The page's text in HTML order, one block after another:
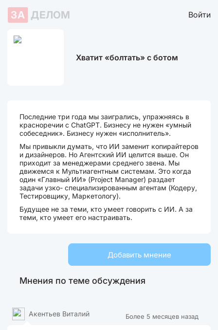
ЗА ДЕЛОМ Войти
Хватит «болтать» с ботом
Последние три года мы заигрались, упражняясь в
красноречии с ChatGPT. Бизнесу не нужен «умный
собеседник». Бизнесу нужен «исполнитель».
Мы привыкли думать, что ИИ заменит копирайтеров
и дизайнеров. Но Агентский ИИ целится выше. Он
приходит за менеджерами среднего звена. Мы
движемся к Мультиагентным системам. Это когда
один «Главный ИИ» (Project Manager) раздает
задачи узко- специализированным агентам (Кодеру,
Тестировщику, Маркетологу).
Будущее не за теми, кто умеет говорить с ИИ. А за
теми, кто умеет его настраивать.
Добавить мнение
Мнения по теме обсуждения
Более 5 месяцев назад
Акентьев Виталий